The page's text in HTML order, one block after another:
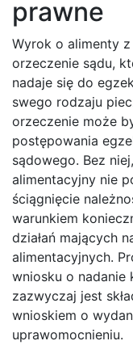
prawne
Wyrok o alimenty
orzeczenie sądu,
nadaje się do
swego rodzaju
orzeczenie może
postępowania
sądowego. Bez
alimentacyjny nie
ściągnięcie
warunkiem
działań mających
alimentacyjnych.
wniosku o nadanie
zazwyczaj jest
wnioskiem o
uprawomocnieniu.